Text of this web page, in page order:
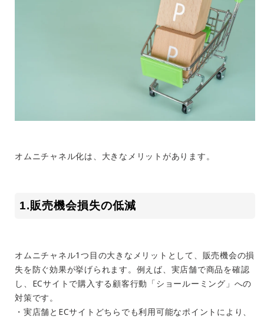
オムニチャネル化は、大きなメリットがあります。
1.販売機会損失の低減
オムニチャネル1つ目の大きなメリットとして、販売機会の損
失を防ぐ効果が挙げられます。例えば、実店舗で商品を確認
し、ECサイトで購入する顧客行動「ショールーミング」への
対策です。
・実店舗とECサイトどちらでも利用可能なポイントにより、